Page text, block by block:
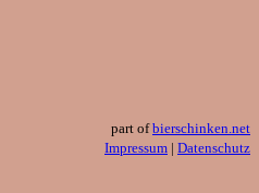
part ofbierschinken.net
Impressum | Datenschutz